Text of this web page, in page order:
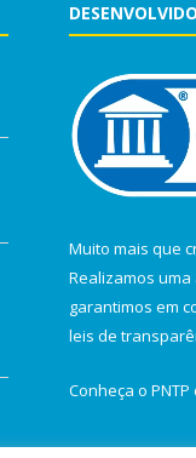
Muito mais que
Realizamos uma
garantimos em
leis de
Conheça o PNTP